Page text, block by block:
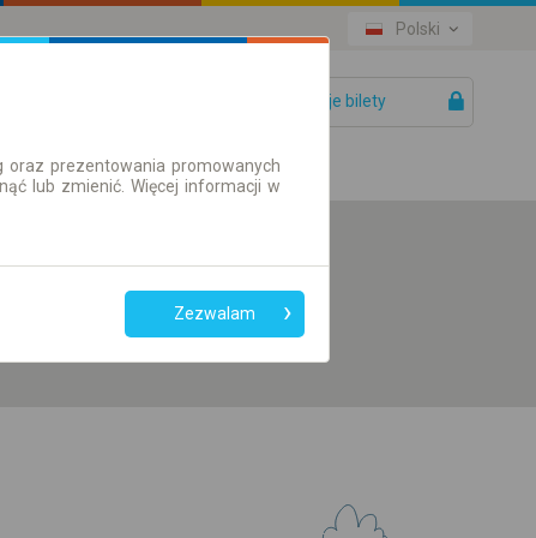
Polski
Twoje bilety
przesiadek
Tylko bilet online
oraz prezentowania promowanych
lub zmienić. Więcej informacji w
Zezwalam